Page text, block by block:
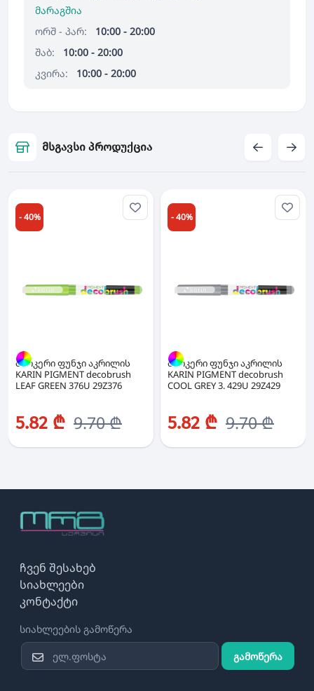
მარაგშია
ორშ - პარ:
10:00 - 20:00
შაბ:
10:00 - 20:00
კვირა:
10:00 - 20:00
მსგავსი პროდუქცია
- 40%
მარკერი ფუნჯი აკრილის
KARIN PIGMENT decobrush
LEAF GREEN 376U 29Z376
5.82 ₾ 9.70 ₾
- 40%
მარკერი ფუნჯი აკრილის
KARIN PIGMENT decobrush
COOL GREY 3. 429U 29Z429
5.82 ₾ 9.70 ₾
ჩვენ შესახებ
სიახლეები
კონტაქტი
სიახლეების გამოწერა
გამოწერა